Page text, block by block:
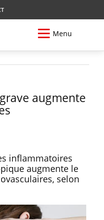
Menu
augmente
inflammatoires
augmente le
selon